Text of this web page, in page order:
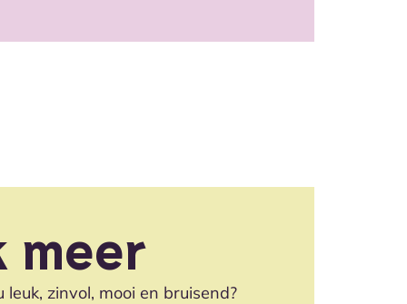
meer
zinvol, mooi en bruisend?